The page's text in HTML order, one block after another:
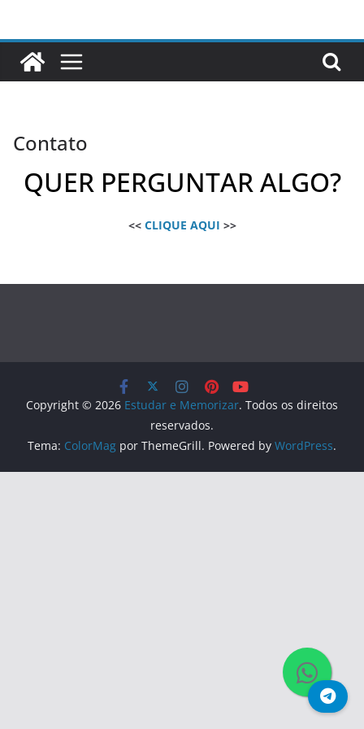
conteúdo
Contato
QUER PERGUNTAR ALGO?
<< CLIQUE AQUI >>
Copyright © 2026 Estudar e Memorizar. Todos os direitos
reservados.
Tema: ColorMag por ThemeGrill. Powered by WordPress.